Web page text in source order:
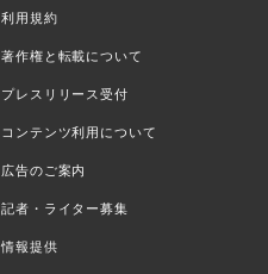
利用規約
著作権と転載について
プレスリリース受付
コンテンツ利用について
広告のご案内
記者・ライター募集
情報提供